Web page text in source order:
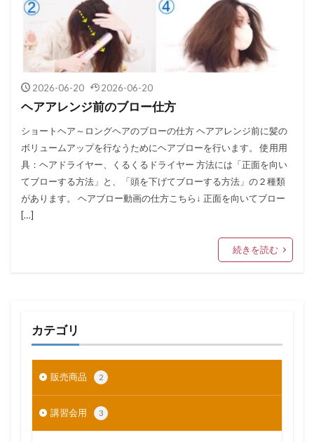
2026-06-20 2026-06-20
ヘアアレンジ前のブロー仕方
ショートヘア～ロングヘアのブローの仕方 ヘアアレンジ前に髪の
ボリュームアップを行なうためにヘアブローを行います。 使用用
具：ヘアドライヤー、くるくるドライヤー 方法には「正面を向い
てブローする方法」と、「頭を下げてブローする方法」の２種類
があります。 ヘアブロー動画の仕方こちら↓ 正面を向いてブロー
[…]
続きを読む
カテゴリ
販売商品 2
講習会用 3